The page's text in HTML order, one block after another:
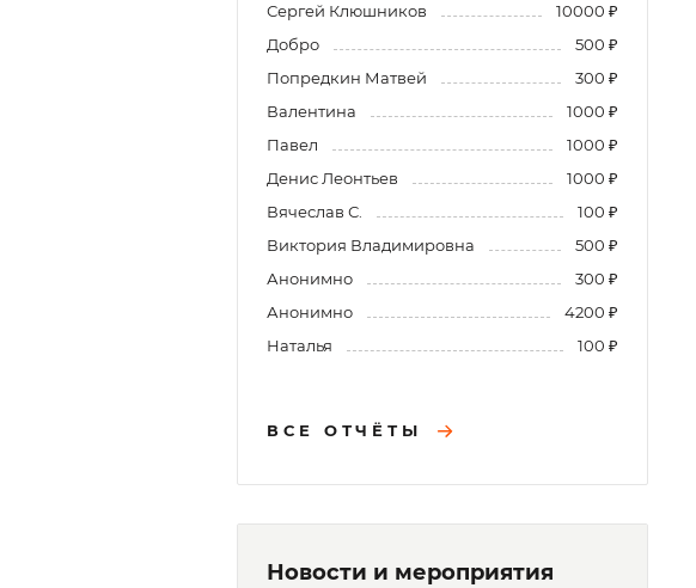
Сергей Клюшников
10000 ₽
Добро
500 ₽
Попредкин Матвей
300 ₽
Валентина
1000 ₽
Павел
1000 ₽
Денис Леонтьев
1000 ₽
Вячеслав С.
100 ₽
Виктория Владимировна
500 ₽
Анонимно
300 ₽
Анонимно
4200 ₽
Наталья
100 ₽
ВСЕ ОТЧЁТЫ
Новости и мероприятия